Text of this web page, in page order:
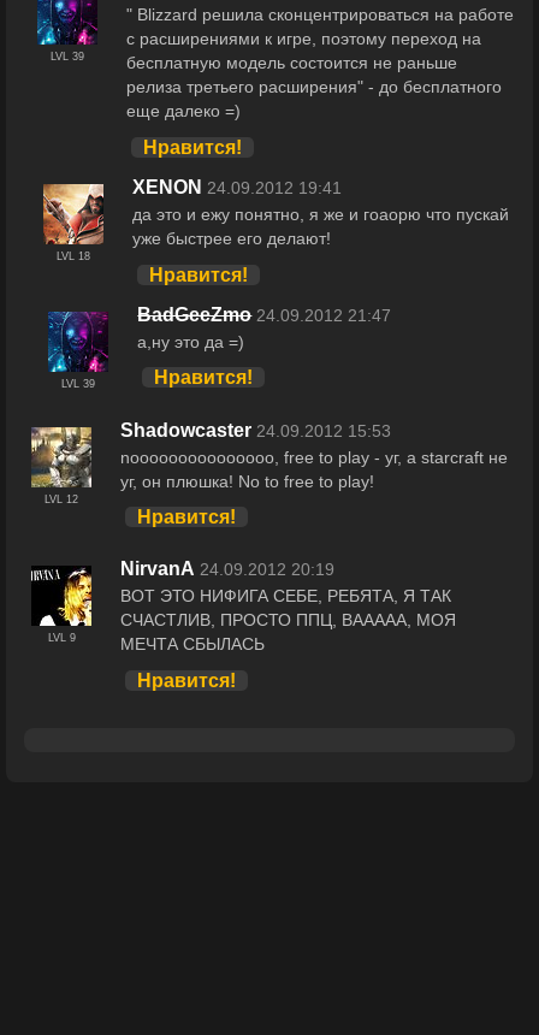
LVL 39
" Blizzard решила сконцентрироваться на работе
с расширениями к игре, поэтому переход на
бесплатную модель состоится не раньше
релиза третьего расширения" - до бесплатного
еще далеко =)
Нравится!
LVL 18
XENON 24.09.2012 19:41
да это и ежу понятно, я же и гоаорю что пускай
уже быстрее его делают!
Нравится!
LVL 39
BadGeeZmo 24.09.2012 21:47
а,ну это да =)
Нравится!
LVL 12
Shadowcaster 24.09.2012 15:53
nooooooooooooooo, free to play - уг, а starcraft не
уг, он плюшка! No to free to play!
Нравится!
LVL 9
NirvanA 24.09.2012 20:19
ВОТ ЭТО НИФИГА СЕБЕ, РЕБЯТА, Я ТАК
СЧАСТЛИВ, ПРОСТО ППЦ, ВААААА, МОЯ
МЕЧТА СБЫЛАСЬ
Нравится!